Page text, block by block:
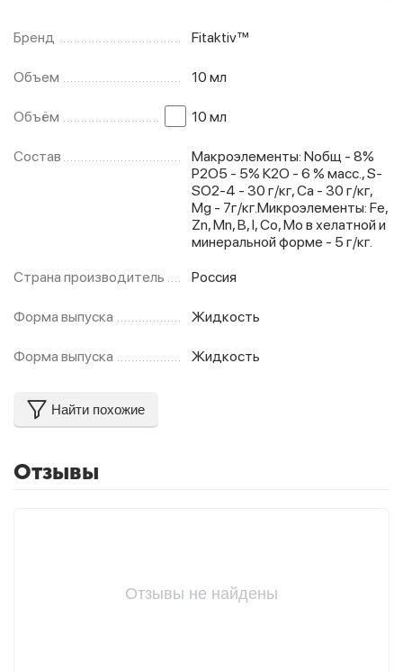
Бренд Fitaktiv™
Объем 10 мл
Объём 10 мл
Состав
Макроэлементы: Nобщ - 8%
P2O5 - 5% К2O - 6 % масс., S-
SO2-4 - 30 г/кг, Ca - 30 г/кг,
Mg - 7г/кг.Микроэлементы: Fe,
Zn, Mn, B, I, Co, Mo в хелатной и
минеральной форме - 5 г/кг.
Страна производитель Россия
Форма выпуска Жидкость
Форма выпуска Жидкость
Найти похожие
Отзывы
Отзывы не найдены